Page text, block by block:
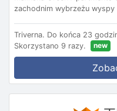
zachodnim wybrzeżu wyspy
Triverna. Do końca 23
Skorzystano 9 razy.
new